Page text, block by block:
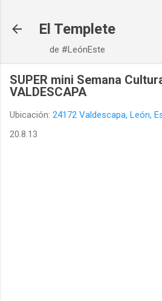
El Templete
de #LeónEste
SUPER mini Semana
VALDESCAPA
Ubicación: 24172 Valdescapa, León,
20.8.13